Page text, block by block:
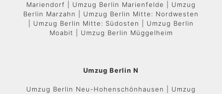
Mariendorf | Umzug Berlin Marienfelde | Umzug
Berlin Marzahn | Umzug Berlin Mitte: Nordwesten
| Umzug Berlin Mitte: Südosten | Umzug Berlin
Moabit | Umzug Berlin Müggelheim
Umzug Berlin N
Umzug Berlin Neu-Hohenschönhausen | Umzug